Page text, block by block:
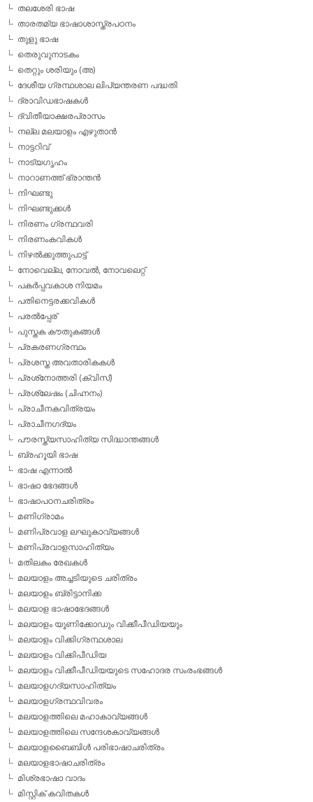
തലശേരി ഭാഷ
താരതമ്യ ഭാഷാശാസ്ത്രപഠനം
തുളു ഭാഷ
തെരുവുനാടകം
തെറ്റും ശരിയും (അ)
ദേശീയ ഗ്രന്ഥശാല ലിപ്യന്തരണ പദ്ധതി
ദ്രാവിഡഭാഷകള്‍
ദ്വിതീയാക്ഷരപ്രാസം
നല്ല മലയാളം എഴുതാന്‍
നാട്ടറിവ്
നാട്യഗൃഹം
നാറാണത്ത് ഭ്രാന്തന്‍
നിഘണ്ടു
നിഘണ്ടുക്കള്‍
നിരണം ഗ്രന്ഥവരി
നിരണംകവികള്‍
നിഴല്‍ക്കുത്തുപാട്ട്
നോവെല്ല, നോവല്‍, നോവലെറ്റ്
പകര്‍പ്പവകാശ നിയമം
പതിനെട്ടരക്കവികള്‍
പരല്‍പ്പേര്
പുസ്തക കൗതുകങ്ങള്‍
പ്രകരണഗ്രന്ഥം
പ്രശസ്ത അവതാരികകള്‍
പ്രശ്‌നോത്തരി (ക്വിസ്)
പ്രശ്ലേഷം (ചിഹ്നനം)
പ്രാചീനകവിത്രയം
പ്രാചീനഗദ്യം
പൗരസ്ത്യസാഹിത്യ സിദ്ധാന്തങ്ങള്‍
ബ്രഹൂയി ഭാഷ
ഭാഷ എന്നാല്‍
ഭാഷാ ഭേദങ്ങള്‍
ഭാഷാപഠനചരിത്രം
മണിഗ്രാമം
മണിപ്രവാള ലഘുകാവ്യങ്ങള്‍
മണിപ്രവാളസാഹിത്യം
മതിലകം രേഖകള്‍
മലയാളം അച്ചടിയുടെ ചരിത്രം
മലയാളം ബ്രിട്ടാനിക്ക
മലയാള ഭാഷാഭേദങ്ങള്‍
മലയാളം യൂണിക്കോഡും വിക്കീപീഡിയയും
മലയാളം വിക്കിഗ്രന്ഥശാല
മലയാളം വിക്കിപീഡിയ
മലയാളം വിക്കീപീഡിയയുടെ സഹോദര സംരംഭങ്ങള്‍
മലയാളഗദ്യസാഹിത്യം
മലയാളഗ്രന്ഥവിവരം
മലയാളത്തിലെ മഹാകാവ്യങ്ങള്‍
മലയാളത്തിലെ സന്ദേശകാവ്യങ്ങള്‍
മലയാളബൈബിള്‍ പരിഭാഷാചരിത്രം
മലയാളഭാഷാചരിത്രം
മിശ്രഭാഷാ വാദം
മിസ്റ്റിക് കവിതകള്‍